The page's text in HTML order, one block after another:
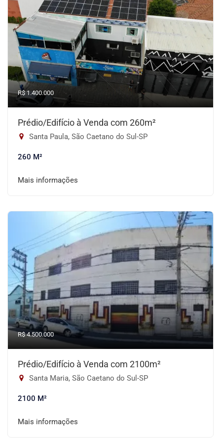
R$ 1.400.000
Prédio/Edifício à Venda com 260m²
Santa Paula, São Caetano do Sul-SP
260 M²
Mais informações
R$ 4.500.000
Prédio/Edifício à Venda com 2100m²
Santa Maria, São Caetano do Sul-SP
2100 M²
Mais informações